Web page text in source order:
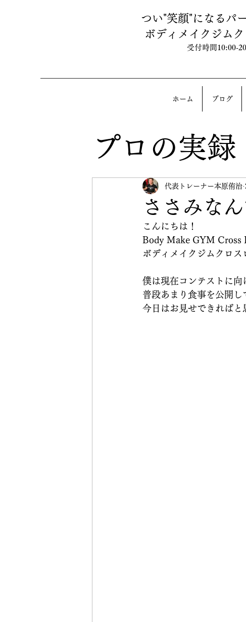
つい"笑顔"になるパ
ボディメイクジム
受付時間10:00-
ホーム ブログ
プロの実
ささみな
代表トレーナー本原侑治
こんにちは！
Body Make GYM Cross
ボディメイクジムクロ
僕は現在コンテストに向
普段あまり食事を公開し
今日はお見せできればと